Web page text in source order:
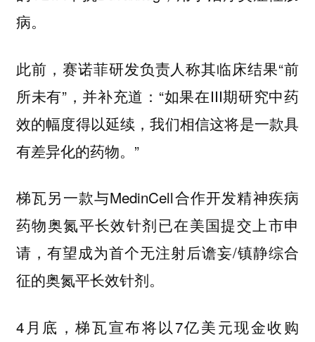
病。
此前，赛诺菲研发负责人称其临床结果“前
所未有”，并补充道：“如果在III期研究中药
效的幅度得以延续，我们相信这将是一款具
有差异化的药物。”
梯瓦另一款与MedinCell合作开发精神疾病
药物奥氮平长效针剂已在美国提交上市申
请，有望成为首个无注射后谵妄/镇静综合
征的奥氮平长效针剂。
4月底，梯瓦宣布将以7亿美元现金收购